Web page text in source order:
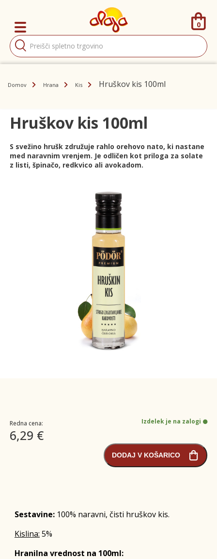
Products
search
0
Domov Hrana Kis Hruškov kis 100ml
Hruškov kis 100ml
S svežino hrušk združuje rahlo orehovo nato, ki nastane
med naravnim vrenjem. Je odličen kot priloga za solate
z listi, špinačo, redkvico ali avokadom.
Redna cena:
6,29 €
Izdelek je na zalogi
DODAJ V KOŠARICO
Sestavine: 100% naravni, čisti hruškov kis.
Kislina: 5%
Hranilna vrednost na 100ml: